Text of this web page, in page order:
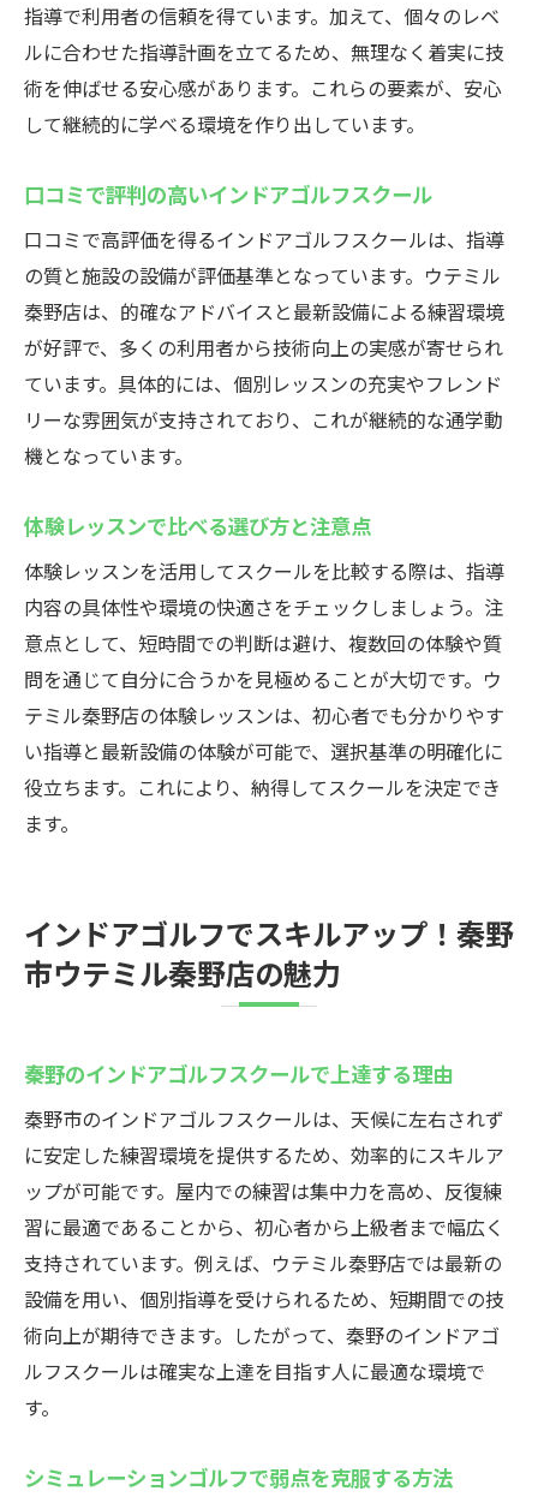
指導で利用者の信頼を得ています。加えて、個々のレベ
ルに合わせた指導計画を立てるため、無理なく着実に技
術を伸ばせる安心感があります。これらの要素が、安心
して継続的に学べる環境を作り出しています。
口コミで評判の高いインドアゴルフスクール
口コミで高評価を得るインドアゴルフスクールは、指導
の質と施設の設備が評価基準となっています。ウテミル
秦野店は、的確なアドバイスと最新設備による練習環境
が好評で、多くの利用者から技術向上の実感が寄せられ
ています。具体的には、個別レッスンの充実やフレンド
リーな雰囲気が支持されており、これが継続的な通学動
機となっています。
体験レッスンで比べる選び方と注意点
体験レッスンを活用してスクールを比較する際は、指導
内容の具体性や環境の快適さをチェックしましょう。注
意点として、短時間での判断は避け、複数回の体験や質
問を通じて自分に合うかを見極めることが大切です。ウ
テミル秦野店の体験レッスンは、初心者でも分かりやす
い指導と最新設備の体験が可能で、選択基準の明確化に
役立ちます。これにより、納得してスクールを決定でき
ます。
インドアゴルフでスキルアップ！秦野
市ウテミル秦野店の魅力
秦野のインドアゴルフスクールで上達する理由
秦野市のインドアゴルフスクールは、天候に左右されず
に安定した練習環境を提供するため、効率的にスキルア
ップが可能です。屋内での練習は集中力を高め、反復練
習に最適であることから、初心者から上級者まで幅広く
支持されています。例えば、ウテミル秦野店では最新の
設備を用い、個別指導を受けられるため、短期間での技
術向上が期待できます。したがって、秦野のインドアゴ
ルフスクールは確実な上達を目指す人に最適な環境で
す。
シミュレーションゴルフで弱点を克服する方法